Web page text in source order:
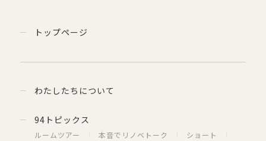
トップページ
わたしたちについて
94トピックス
ルームツアー 本音でリノベトーク
ショート